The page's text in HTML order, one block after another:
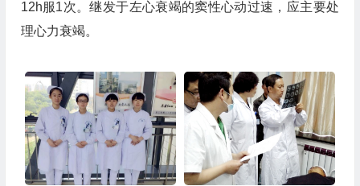
12h服1次。继发于左心衰竭的窦性心动过速，应主要处
理心力衰竭。